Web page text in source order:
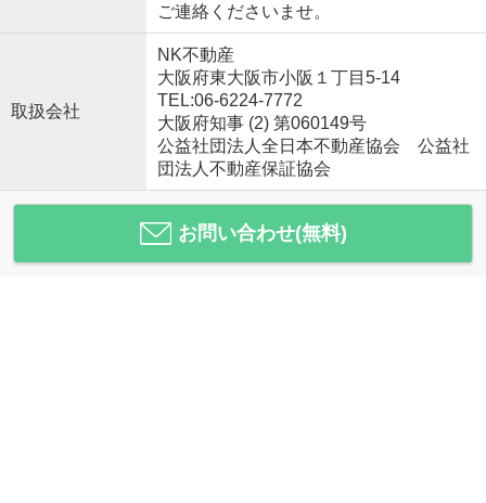
ご連絡くださいませ。
取扱会社
NK不動産
大阪府東大阪市小阪１丁目5-14
TEL:06-6224-7772
大阪府知事 (2) 第060149号
公益社団法人全日本不動産協会 公益社
団法人不動産保証協会
お問い合わせ(無料)